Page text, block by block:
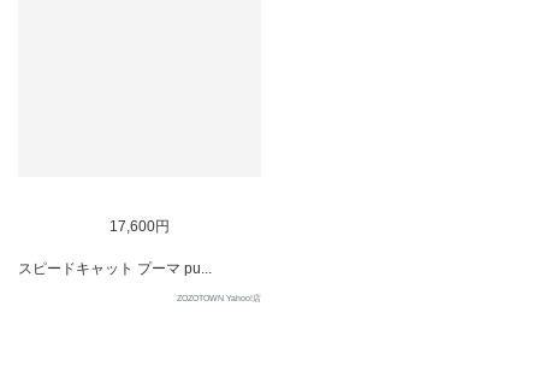
17,600円
スピードキャット プーマ pu...
ZOZOTOWN Yahoo!店